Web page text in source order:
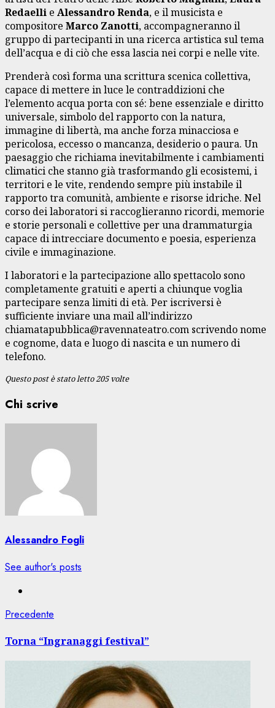
Redaelli e Alessandro Renda, e il musicista e
compositore Marco Zanotti, accompagneranno il
gruppo di partecipanti in una ricerca artistica sul tema
dell’acqua e di ciò che essa lascia nei corpi e nelle vite.
Prenderà così forma una scrittura scenica collettiva,
capace di mettere in luce le contraddizioni che
l’elemento acqua porta con sé: bene essenziale e diritto
universale, simbolo del rapporto con la natura,
immagine di libertà, ma anche forza minacciosa e
pericolosa, eccesso o mancanza, desiderio o paura. Un
paesaggio che richiama inevitabilmente i cambiamenti
climatici che stanno già trasformando gli ecosistemi, i
territori e le vite, rendendo sempre più instabile il
rapporto tra comunità, ambiente e risorse idriche. Nel
corso dei laboratori si raccoglieranno ricordi, memorie
e storie personali e collettive per una drammaturgia
capace di intrecciare documento e poesia, esperienza
civile e immaginazione.
I laboratori e la partecipazione allo spettacolo sono
completamente gratuiti e aperti a chiunque voglia
partecipare senza limiti di età. Per iscriversi è
sufficiente inviare una mail all’indirizzo
chiamatapubblica@ravennateatro.com scrivendo nome
e cognome, data e luogo di nascita e un numero di
telefono.
Questo post è stato letto 205 volte
Chi scrive
Alessandro Fogli
See author's posts
Navigazione
articolo
Precedente
Torna “Ingranaggi festival”